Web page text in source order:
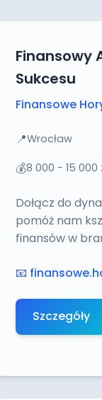
Finansowy
Sukcesu
Finansowe
📍Wrocław
💰8 000 - 15 000
Dołącz do
pomóż nam
finansów w
📧
Szczegóły